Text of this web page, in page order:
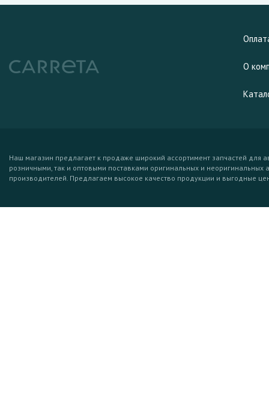
О
Наш магазин предлагает к продаже широкий ассортимент запчастей для
розничными, так и оптовыми поставками оригинальных и неоригинальных
производителей. Предлагаем высокое качество продукции и выгодные